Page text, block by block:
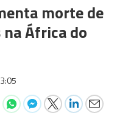
morte de
África do